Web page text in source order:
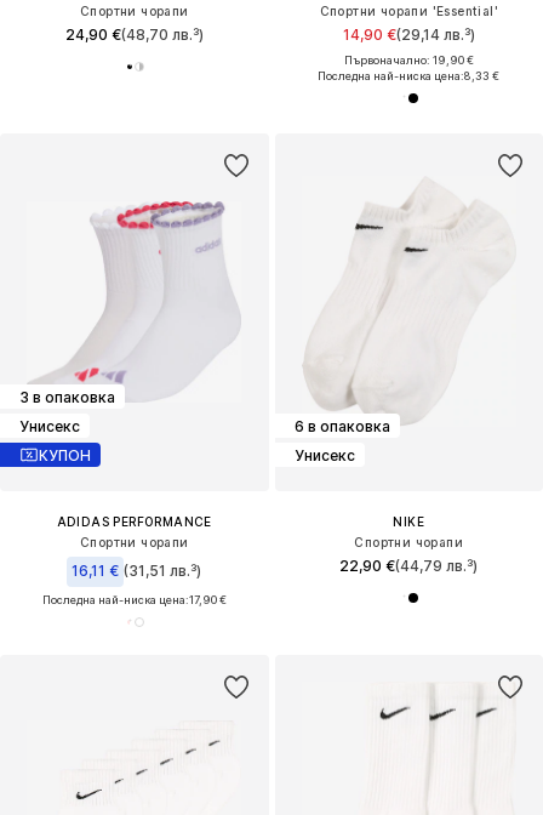
Спортни чорапи
24,90 €(48,70 лв.³)
Спортни чорапи 'Essential'
14,90 €(29,14 лв.³)
Първоначално: 19,90 €
Последна най-ниска цена:8,33 €
3 в опаковка
Унисекс
КУПОН
ADIDAS PERFORMANCE
Спортни чорапи
16,11 € (31,51 лв.³)
Последна най-ниска цена:17,90 €
6 в опаковка
Унисекс
NIKE
Спортни чорапи
22,90 €(44,79 лв.³)